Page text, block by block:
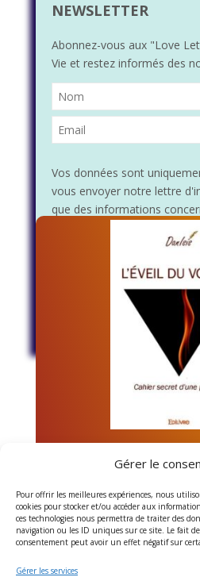
Gérer le
Pour offrir les meilleures expériences, nous
cookies pour stocker et/ou accéder aux
ces technologies nous permettra de traiter des
navigation ou les ID uniques sur ce site. Le fait
consentement peut avoir un effet négatif sur
Gérer les services
NEWSLETTER
Abonnez-vous aux "Love
Vie et restez informés des
Vos données sont
vous envoyer notre lettre
que des informations
Vous pouvez à tout moment
désabonnement intégré
L'Eveil du
Une histoire d’âmes soeurs
entre les mondes
réalité